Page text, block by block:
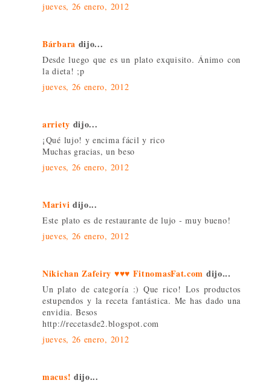
jueves, 26 enero, 2012
Bárbara dijo...
Desde luego que es un plato exquisito. Ánimo con
la dieta! ;p
jueves, 26 enero, 2012
arriety dijo...
¡Qué lujo! y encima fácil y rico
Muchas gracias, un beso
jueves, 26 enero, 2012
Marivi dijo...
Este plato es de restaurante de lujo - muy bueno!
jueves, 26 enero, 2012
Nikichan Zafeiry ♥♥♥ FitnomasFat.com dijo...
Un plato de categoría :) Que rico! Los productos
estupendos y la receta fantástica. Me has dado una
envidia. Besos
http://recetasde2.blogspot.com
jueves, 26 enero, 2012
macus! dijo...